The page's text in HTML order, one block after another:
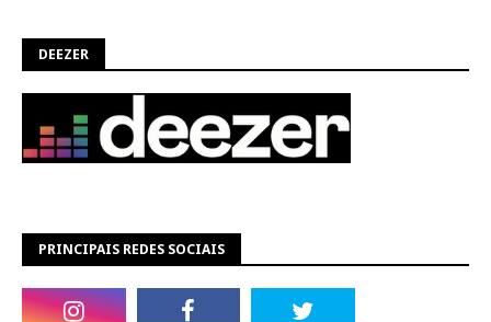
DEEZER
PRINCIPAIS REDES SOCIAIS